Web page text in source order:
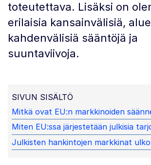
toteutettava. Lisäksi on
erilaisia kansainvälisiä,
kahdenvälisiä sääntöjä ja
suuntaviivoja.
SIVUN SISÄLTÖ
Mitkä ovat EU:n markkinoiden
Miten EU:ssa järjestetään julkisia
Julkisten hankintojen markkinat